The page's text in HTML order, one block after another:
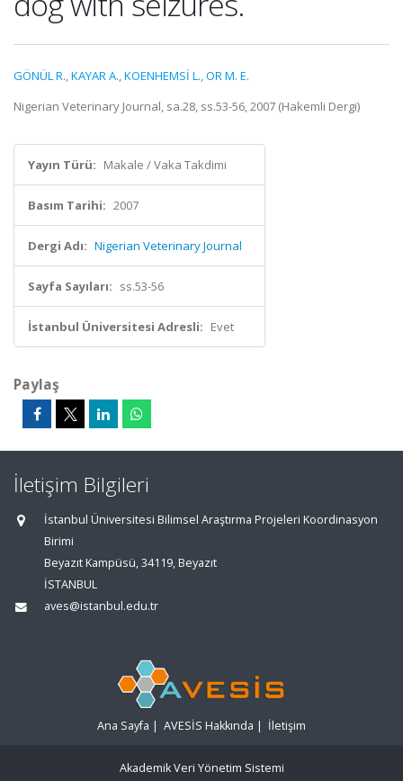
GÖNÜL R.,KAYAR A.,KOENHEMSİ L.,OR M. E.
Nigerian Veterinary Journal, sa.28, ss.53-56, 2007 (Hakemli Dergi)
Yayın Türü: Makale / Vaka Takdimi
Basım Tarihi: 2007
Dergi Adı: Nigerian Veterinary Journal
Sayfa Sayıları: ss.53-56
İstanbul Üniversitesi Adresli: Evet
Paylaş
İletişim Bilgileri
İstanbul Üniversitesi Bilimsel Araştırma Projeleri Koordinasyon
Birimi
Beyazıt Kampüsü, 34119, Beyazıt
İSTANBUL
aves@istanbul.edu.tr
Ana Sayfa | AVESİS Hakkında | İletişim
Akademik Veri Yönetim Sistemi